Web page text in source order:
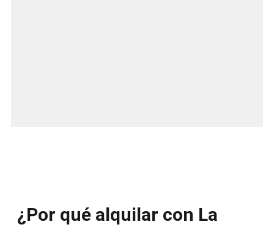
¿Por qué alquilar con La